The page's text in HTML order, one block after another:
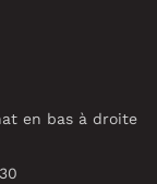
en bas à droite